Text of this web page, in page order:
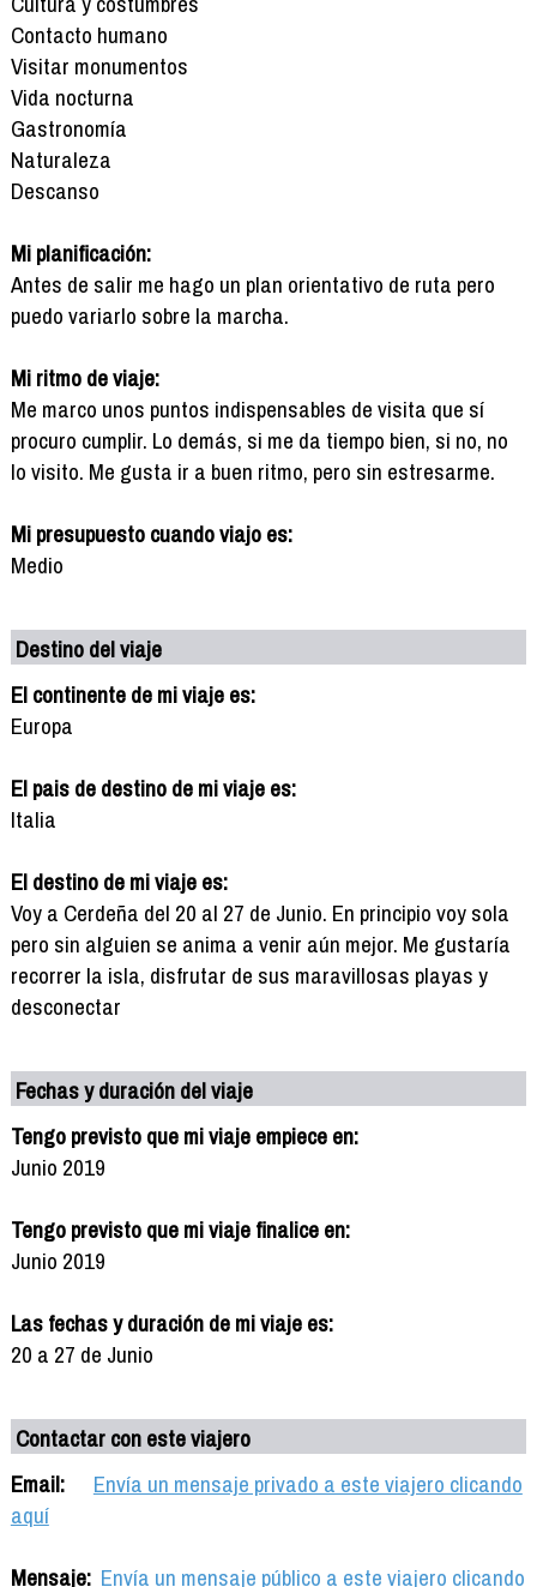
Contacto humano
Visitar monumentos
Vida nocturna
Gastronomía
Naturaleza
Descanso
Mi planificación:
Antes de salir me hago un plan orientativo de ruta pero
puedo variarlo sobre la marcha.
Mi ritmo de viaje:
Me marco unos puntos indispensables de visita que sí
procuro cumplir. Lo demás, si me da tiempo bien, si no, no
lo visito. Me gusta ir a buen ritmo, pero sin estresarme.
Mi presupuesto cuando viajo es:
Medio
Destino del viaje
El continente de mi viaje es:
Europa
El pais de destino de mi viaje es:
Italia
El destino de mi viaje es:
Voy a Cerdeña del 20 al 27 de Junio. En principio voy sola
pero sin alguien se anima a venir aún mejor. Me gustaría
recorrer la isla, disfrutar de sus maravillosas playas y
desconectar
Fechas y duración del viaje
Tengo previsto que mi viaje empiece en:
Junio 2019
Tengo previsto que mi viaje finalice en:
Junio 2019
Las fechas y duración de mi viaje es:
20 a 27 de Junio
Contactar con este viajero
Email:
Envía un mensaje privado a este viajero clicando
aquí
Mensaje: Envía un mensaje público a este viajero clicando